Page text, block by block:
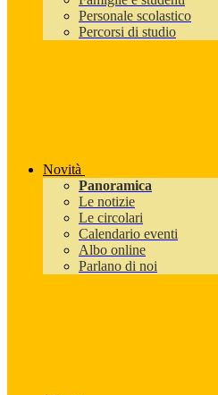
Personale scolastico
Percorsi di studio
Novità
Panoramica
Le notizie
Le circolari
Calendario eventi
Albo online
Parlano di noi